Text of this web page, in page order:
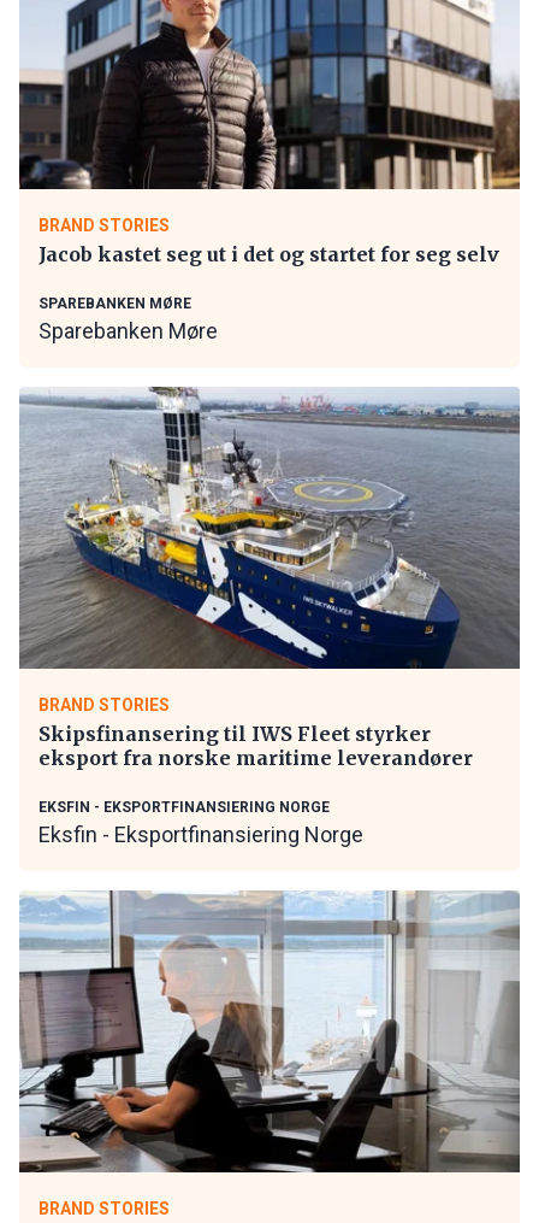
BRAND STORIES
Jacob kastet seg ut i det og startet for seg selv
SPAREBANKEN MØRE
Sparebanken Møre
BRAND STORIES
Skipsfinansering til IWS Fleet styrker
eksport fra norske maritime leverandører
EKSFIN - EKSPORTFINANSIERING NORGE
Eksfin - Eksportfinansiering Norge
BRAND STORIES